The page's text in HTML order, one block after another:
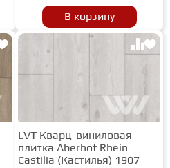
ПВХ
В корзину
LVT Кварц-виниловая
плитка Aberhof Rhein
Castilia (Кастилья) 1907